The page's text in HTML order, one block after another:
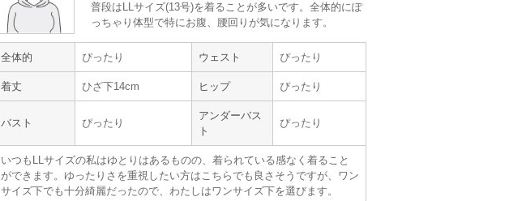
体重が増えていた事は知っていましたが、あまりにも体型が変わっていて、今ま
での服が入らず、困っていました。
また、気付いたのが1週間前だったため、焦りましたが、すぐに届けていただけ
たこと、金額的にも日程的にも良心的であり、本当に助かりました。
サプライズで、甥の退場に付き添うことになっていたので、素敵なおばあちゃん
を演出できました。
本当にありがとうございます。
もしかしたらまた利用させていただくかもしれません。
普段はLLサイズ(13号)を着ることが多いです。全体的にぽ
っちゃり体型で特にお腹、腰回りが気になります。
全体的 ぴったり ウェスト ぴったり
着丈 ひざ下14cm ヒップ ぴったり
バスト ぴったり
アンダーバス
ト
ぴったり
いつもLLサイズの私はゆとりはあるものの、着られている感なく着ること
ができます。ゆったりさを重視したい方はこちらでも良さそうですが、ワン
サイズ下でも十分綺麗だったので、わたしはワンサイズ下を選びます。